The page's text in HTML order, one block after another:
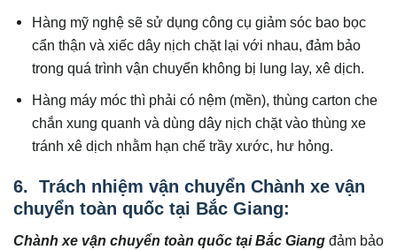
Hàng mỹ nghệ sẽ sử dụng công cụ giảm sóc bao bọc
cẩn thận và xiếc dây nịch chặt lại với nhau, đảm bảo
trong quá trình vận chuyển không bị lung lay, xê dịch.
Hàng máy móc thì phải có nệm (mền), thùng carton che
chắn xung quanh và dùng dây nịch chặt vào thùng xe
tránh xê dịch nhằm hạn chế trầy xước, hư hỏng.
6. Trách nhiệm vận chuyển Chành xe vận
chuyển toàn quốc tại Bắc Giang:
Chành xe vận chuyển toàn quốc tạiBắc Giang đảm bảo